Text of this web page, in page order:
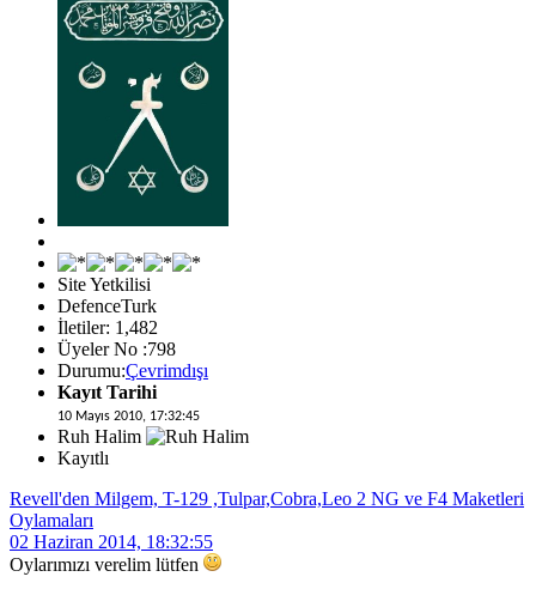
Site Yetkilisi
DefenceTurk
İletiler: 1,482
Üyeler No :798
Durumu:Çevrimdışı
Kayıt Tarihi
10 Mayıs 2010, 17:32:45
Ruh Halim
Kayıtlı
Revell'den Milgem, T-129 ,Tulpar,Cobra,Leo 2 NG ve F4 Maketleri
Oylamaları
02 Haziran 2014, 18:32:55
Oylarımızı verelim lütfen